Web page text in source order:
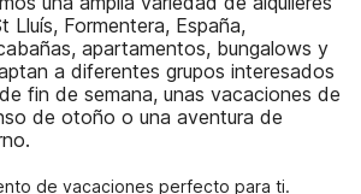
Lluís, Formentera, España,
apartamentos, bungalows y
a diferentes grupos interesados
fin de semana, unas vacaciones de
de otoño o una aventura de
de vacaciones perfecto para ti.